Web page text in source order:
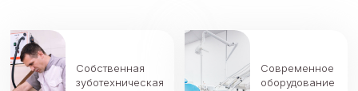
Собственная
зуботехническая
Современное
оборудование